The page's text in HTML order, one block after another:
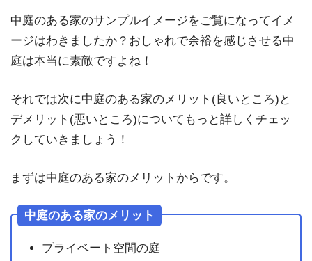
中庭のある家のサンプルイメージをご覧になってイメ
ージはわきましたか？おしゃれで余裕を感じさせる中
庭は本当に素敵ですよね！
それでは次に中庭のある家のメリット(良いところ)と
デメリット(悪いところ)についてもっと詳しくチェッ
クしていきましょう！
まずは中庭のある家のメリットからです。
中庭のある家のメリット
プライベート空間の庭